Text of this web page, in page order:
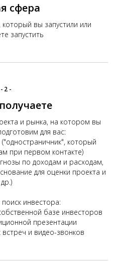
сфера
вы запустили или
запустить
-2-
и рынка, на котором вы
для вас:
который
при первом контакте)
по доходам и расходам,
для оценки проекта и
др.)
инвестора:
базе инвесторов
презентации
и видео-звонков